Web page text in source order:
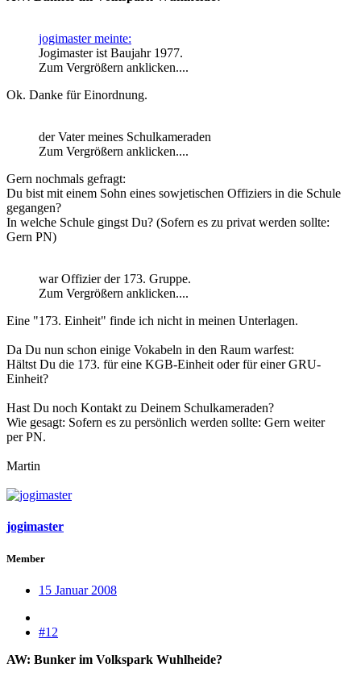
jogimaster meinte:
Jogimaster ist Baujahr 1977.
Zum Vergrößern anklicken....
Ok. Danke für Einordnung.
der Vater meines Schulkameraden
Zum Vergrößern anklicken....
Gern nochmals gefragt:
Du bist mit einem Sohn eines sowjetischen Offiziers in die Schule
gegangen?
In welche Schule gingst Du? (Sofern es zu privat werden sollte:
Gern PN)
war Offizier der 173. Gruppe.
Zum Vergrößern anklicken....
Eine "173. Einheit" finde ich nicht in meinen Unterlagen.
Da Du nun schon einige Vokabeln in den Raum warfest:
Hältst Du die 173. für eine KGB-Einheit oder für einer GRU-
Einheit?
Hast Du noch Kontakt zu Deinem Schulkameraden?
Wie gesagt: Sofern es zu persönlich werden sollte: Gern weiter
per PN.
Martin
jogimaster
Member
15 Januar 2008
#12
AW: Bunker im Volkspark Wuhlheide?